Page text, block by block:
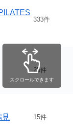
333件
25件
見 15件
スクロールできます